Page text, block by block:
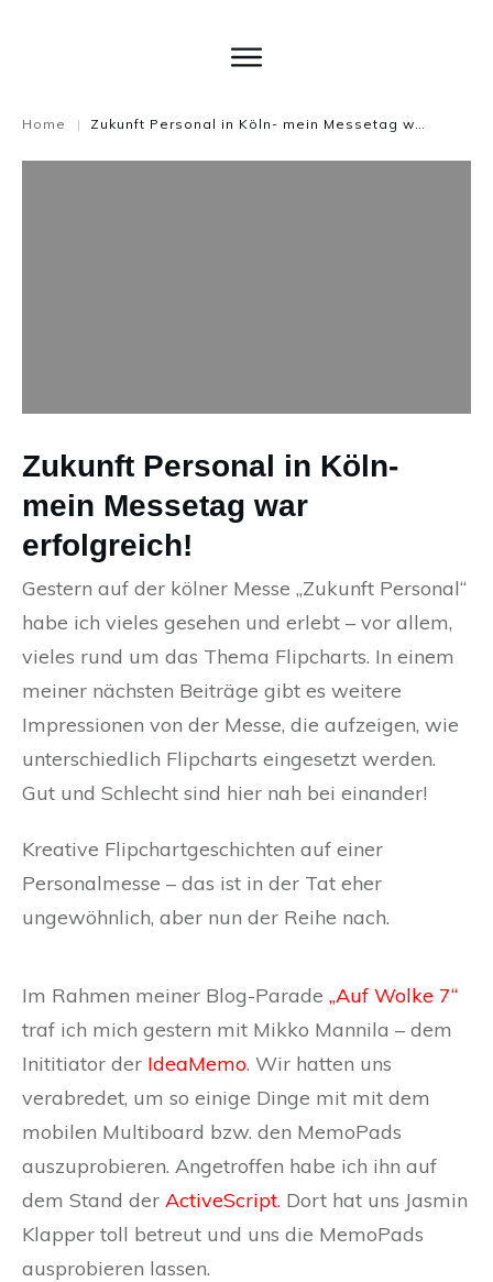
Home |
Zukunft Personal in Köln-
mein Messetag war
erfolgreich!
Gestern auf der kölner Messe „Zukunft Personal“
habe ich vieles gesehen und erlebt – vor allem,
vieles rund um das Thema Flipcharts. In einem
meiner nächsten Beiträge gibt es weitere
Impressionen von der Messe, die aufzeigen, wie
unterschiedlich Flipcharts eingesetzt werden.
Gut und Schlecht sind hier nah bei einander!
Kreative Flipchartgeschichten auf einer
Personalmesse – das ist in der Tat eher
ungewöhnlich, aber nun der Reihe nach.
Im Rahmen meiner Blog-Parade „Auf Wolke 7“
traf ich mich gestern mit Mikko Mannila – dem
Inititiator der IdeaMemo. Wir hatten uns
verabredet, um so einige Dinge mit mit dem
mobilen Multiboard bzw. den MemoPads
auszuprobieren. Angetroffen habe ich ihn auf
dem Stand der ActiveScript. Dort hat uns Jasmin
Klapper toll betreut und uns die MemoPads
ausprobieren lassen.